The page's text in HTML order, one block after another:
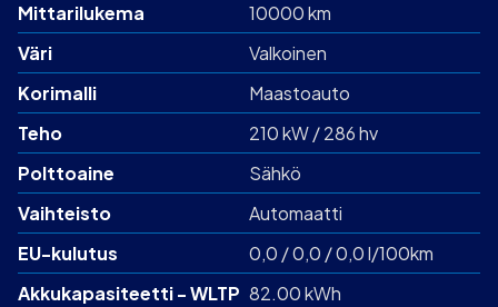
Mittarilukema
10000 km
Väri
Valkoinen
Korimalli
Maastoauto
Teho
210 kW / 286 hv
Polttoaine
Sähkö
Vaihteisto
Automaatti
EU-kulutus
0,0 / 0,0 / 0,0 l/100km
Akku­kapasiteetti - WLTP 82.00 kWh